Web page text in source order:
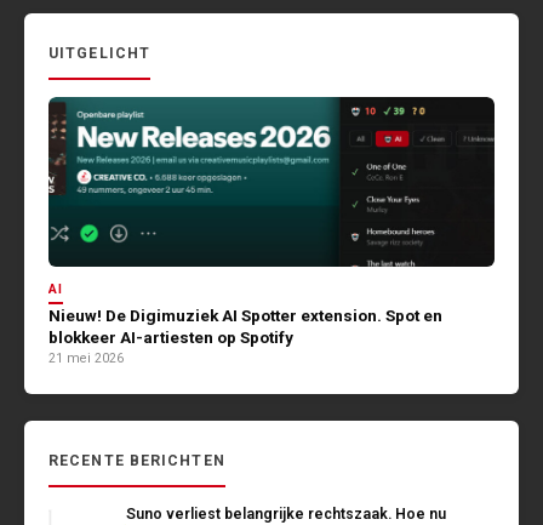
UITGELICHT
AI
Nieuw! De Digimuziek AI Spotter extension. Spot en
blokkeer AI-artiesten op Spotify
21 mei 2026
RECENTE BERICHTEN
Suno verliest belangrijke rechtszaak. Hoe nu